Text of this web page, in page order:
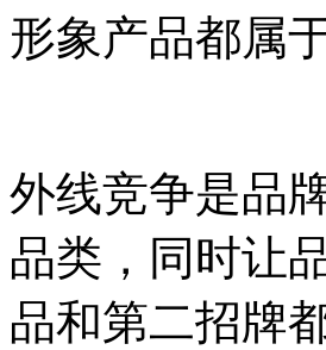
形象产品都属
外线竞争是品
品类，同时让
品和第二招牌